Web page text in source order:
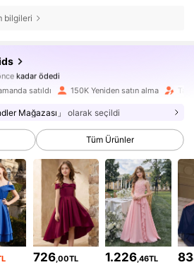
bilgileri
kadar ödedi
satıldı 150K Yeniden satın alma
Mağazası」 olarak seçildi
Tüm Ürünler
726,00TL 1.226 ,46TL